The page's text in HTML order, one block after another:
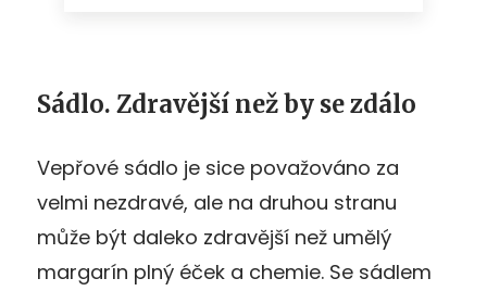
Sádlo. Zdravější než by se zdálo
Vepřové sádlo je sice považováno za
velmi nezdravé, ale na druhou stranu
může být daleko zdravější než umělý
margarín plný éček a chemie. Se sádlem